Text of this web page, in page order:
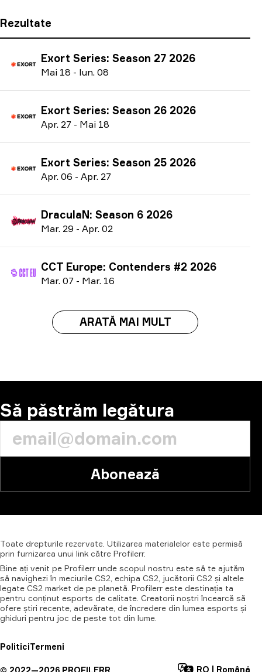
Rezultate
Exort Series: Season 27 2026
Mai 18 - Iun. 08
Exort Series: Season 26 2026
Apr. 27 - Mai 18
Exort Series: Season 25 2026
Apr. 06 - Apr. 27
DraculaN: Season 6 2026
Mar. 29 - Apr. 02
CCT Europe: Contenders #2 2026
Mar. 07 - Mar. 16
ARATĂ MAI MULT
Să păstrăm legătura
Abonează
Toate drepturile rezervate. Utilizarea materialelor este permisă
prin furnizarea unui link către Profilerr.
Bine ați venit pe Profilerr unde scopul nostru este să te ajutăm
să navighezi în meciurile CS2, echipa CS2, jucătorii CS2 și altele
legate CS2 market de pe planetă. Profilerr este destinația ta
pentru conținut esports de calitate. Creatorii noștri încearcă să
ofere știri recente, adevărate, de încredere din lumea esports și
ghiduri pentru joc de peste tot din lume.
PoliticiTermeni
© 2022—2026 PROFILERR RO Română